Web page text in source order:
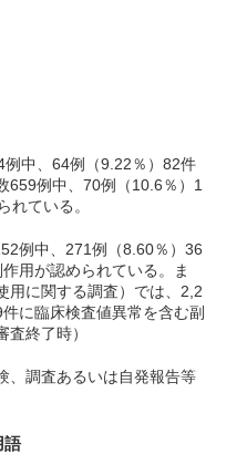
中、64例（9.22％）82件
659例中、70例（10.6％）1
れている。
例中、271例（8.60％）36
用が認められている。ま
用に関する調査）では、2,2
に臨床検査値異常を含む副
終了時）
、調査あるいは自発報告等
語